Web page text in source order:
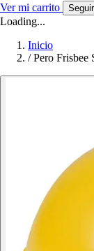
Ver mi carrito
Loading...
Inicio
/ Pero Frisbee